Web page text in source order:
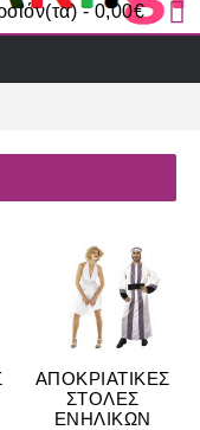
- 0,00€
ΑΠΟΚΡΙΑΤΙΚΕΣ
ΣΤΟΛΕΣ
ΕΝΗΛΙΚΩΝ